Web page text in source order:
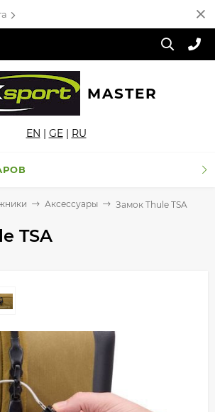
MASTER
EN | GE| RU
Аксессуары Замок Thule TSA
TSA